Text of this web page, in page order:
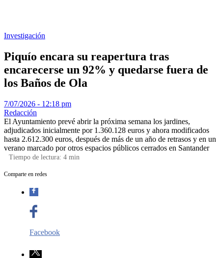
Investigación
Piquío encara su reapertura tras
encarecerse un 92% y quedarse fuera de
los Baños de Ola
7/07/2026 - 12:18 pm
Redacción
El Ayuntamiento prevé abrir la próxima semana los jardines,
adjudicados inicialmente por 1.360.128 euros y ahora modificados
hasta 2.612.300 euros, después de más de un año de retrasos y en un
verano marcado por otros espacios públicos cerrados en Santander
Tiempo de lectura: 4 min
Comparte en redes
Facebook